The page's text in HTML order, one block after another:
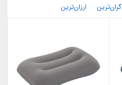
گران‌ترین ارزان‌ترین